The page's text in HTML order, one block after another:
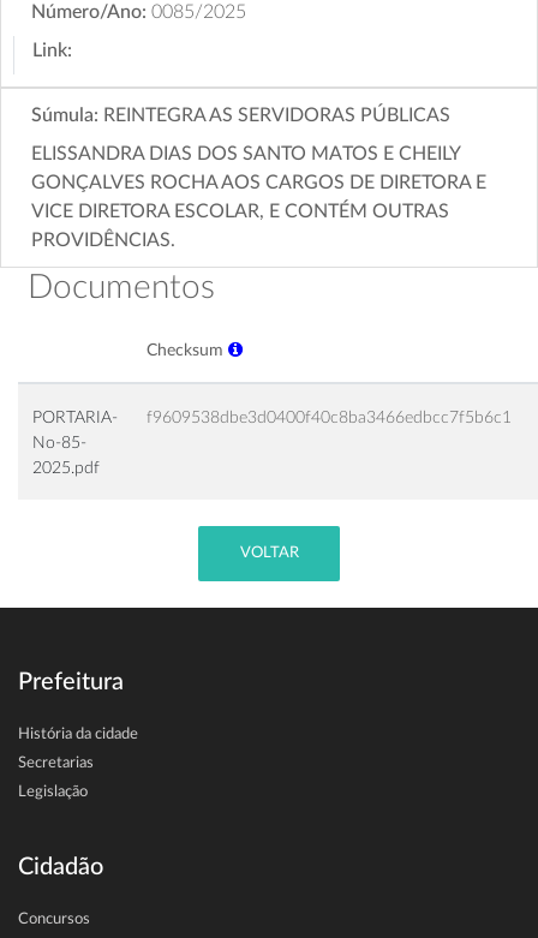
Número/Ano: 0085/2025
Link:
Súmula: REINTEGRA AS SERVIDORAS PÚBLICAS
ELISSANDRA DIAS DOS SANTO MATOS E CHEILY
GONÇALVES ROCHA AOS CARGOS DE DIRETORA E
VICE DIRETORA ESCOLAR, E CONTÉM OUTRAS
PROVIDÊNCIAS.
Documentos
Checksum
PORTARIA-
No-85-
2025.pdf
f9609538dbe3d0400f40c8ba3466edbcc7f5b6c1
VOLTAR
Prefeitura
História da cidade
Secretarias
Legislação
Cidadão
Concursos